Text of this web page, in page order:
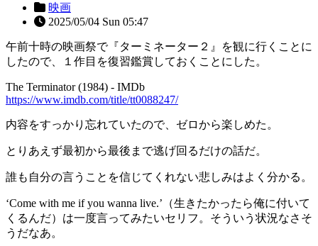
映画
2025/05/04 Sun 05:47
午前十時の映画祭で『ターミネーター２』を観に行くことに
したので、１作目を復習鑑賞しておくことにした。
The Terminator (1984) - IMDb
https://www.imdb.com/title/tt0088247/
内容をすっかり忘れていたので、ゼロから楽しめた。
とりあえず最初から最後まで逃げ回るだけの話だ。
誰も自分の言うことを信じてくれない悲しみはよく分かる。
‘Come with me if you wanna live.’（生きたかったら俺に付いて
くるんだ）は一度言ってみたいセリフ。そういう状況なさそ
うだなあ。